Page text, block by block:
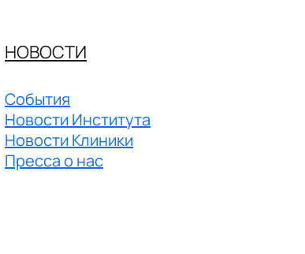
НОВОСТИ
События
Новости Института
Новости Клиники
Пресса о нас